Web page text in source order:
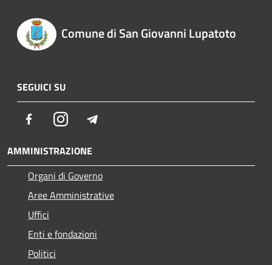
Comune di San Giovanni Lupatoto
SEGUICI SU
FacebookInstagram
AMMINISTRAZIONE
Organi di Governo
Aree Amministrative
Uffici
Enti e fondazioni
Politici